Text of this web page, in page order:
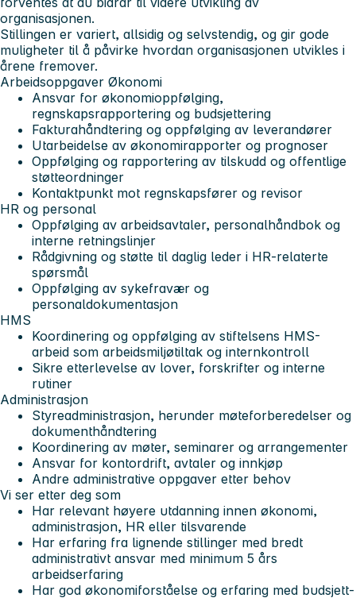
organisasjonen.
Stillingen er variert, allsidig og selvstendig, og gir gode
muligheter til å påvirke hvordan organisasjonen utvikles i
årene fremover.
Arbeidsoppgaver Økonomi
Ansvar for økonomioppfølging,
regnskapsrapportering og budsjettering
Fakturahåndtering og oppfølging av leverandører
Utarbeidelse av økonomirapporter og prognoser
Oppfølging og rapportering av tilskudd og offentlige
støtteordninger
Kontaktpunkt mot regnskapsfører og revisor
HR og personal
Oppfølging av arbeidsavtaler, personalhåndbok og
interne retningslinjer
Rådgivning og støtte til daglig leder i HR-relaterte
spørsmål
Oppfølging av sykefravær og
personaldokumentasjon
HMS
Koordinering og oppfølging av stiftelsens HMS-
arbeid som arbeidsmiljøtiltak og internkontroll
Sikre etterlevelse av lover, forskrifter og interne
rutiner
Administrasjon
Styreadministrasjon, herunder møteforberedelser og
dokumenthåndtering
Koordinering av møter, seminarer og arrangementer
Ansvar for kontordrift, avtaler og innkjøp
Andre administrative oppgaver etter behov
Vi ser etter deg som
Har relevant høyere utdanning innen økonomi,
administrasjon, HR eller tilsvarende
Har erfaring fra lignende stillinger med bredt
administrativt ansvar med minimum 5 års
arbeidserfaring
Har god økonomiforståelse og erfaring med budsjett-